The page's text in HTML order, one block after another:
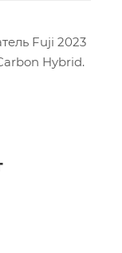
Fuji 2023
Hybrid.